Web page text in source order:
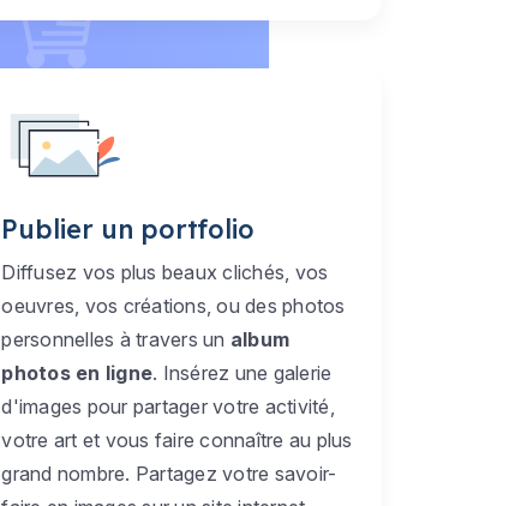
Publier un portfolio
Diffusez vos plus beaux clichés, vos
oeuvres, vos créations, ou des photos
personnelles à travers un album
photos en ligne. Insérez une galerie
d'images pour partager votre activité,
votre art et vous faire connaître au plus
grand nombre. Partagez votre savoir-